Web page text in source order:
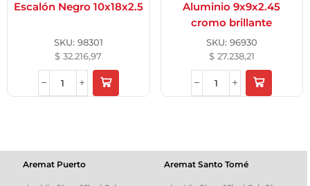
Escalón Negro 10x18x2.5
SKU: 98301
$ 32.216,97
Aluminio 9x9x2.45
cromo brillante
SKU: 96930
$27.238,21
Aremat Santo Tomé
Aremat Puerto